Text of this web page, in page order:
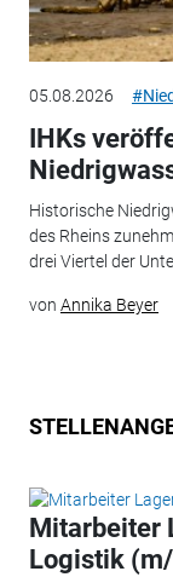
05.08.2026
IHKs
Historische
des Rheins
drei Viertel der
von Annika Beyer
Mitarbeiter
Logistik